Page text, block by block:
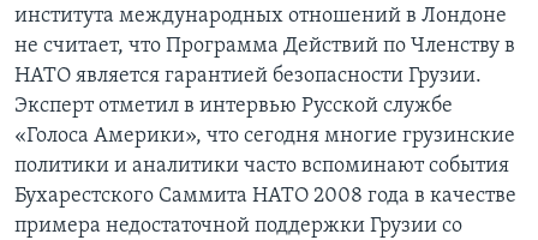
института международных отношений в Лондоне
не считает, что Программа Действий по Членству в
НАТО является гарантией безопасности Грузии.
Эксперт отметил в интервью Русской службе
«Голоса Америки», что сегодня многие грузинские
политики и аналитики часто вспоминают события
Бухарестского Саммита НАТО 2008 года в качестве
примера недостаточной поддержки Грузии со